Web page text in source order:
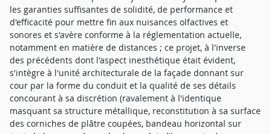
les garanties suffisantes de solidité, de performance et
d'efficacité pour mettre fin aux nuisances olfactives et
sonores et s'avère conforme à la réglementation actuelle,
notamment en matière de distances ; ce projet, à l'inverse
des précédents dont l'aspect inesthétique était évident,
s'intègre à l'unité architecturale de la façade donnant sur
cour par la forme du conduit et la qualité de ses détails
concourant à sa discrétion (ravalement à l'identique
masquant sa structure métallique, reconstitution à sa surface
des corniches de plâtre coupées, bandeau horizontal sur